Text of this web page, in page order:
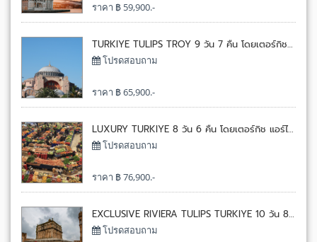
ราคา ฿ 59,900.-
TURKIYE TULIPS TROY 9 วัน 7 คืน โดยเตอร์กิช แอร์ไลน์[TK]
โปรดสอบถาม
ราคา ฿ 65,900.-
LUXURY TURKIYE 8 วัน 6 คืน โดยเตอร์กิช แอร์ไลน์[TK]
โปรดสอบถาม
ราคา ฿ 76,900.-
EXCLUSIVE RIVIERA TULIPS TURKIYE 10 วัน 8 คืน โดยเตอร์กิช แอร์ไลน์[TK]
โปรดสอบถาม